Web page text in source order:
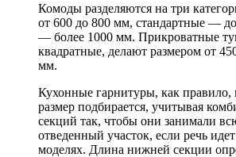
Комоды разделяются на три
от 600 до 800 мм, стандартные —
— более 1000 мм. Прикроватные
квадратные, делают размером от
мм.
Кухонные гарнитуры, как правило,
размер подбирается, учитывая
секций так, чтобы они занимали
отведенный участок, если речь
моделях. Длина нижней секции